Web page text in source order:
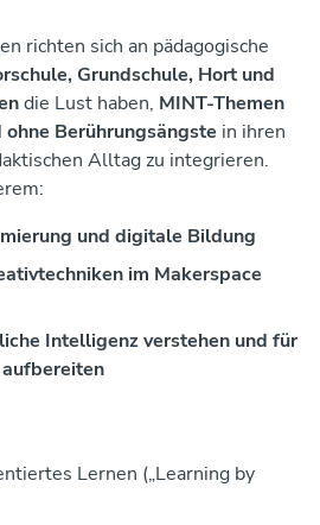
richten sich an pädagogische
Grundschule, Hort und
die Lust haben, MINT-Themen
Berührungsängste in ihren
Alltag zu integrieren.
und digitale Bildung
im Makerspace
Intelligenz verstehen und für
Lernen („Learning by